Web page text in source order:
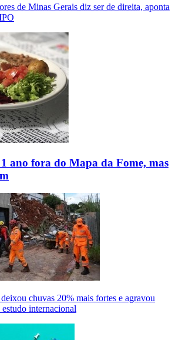
de Minas Gerais diz ser de direita, aponta
ano fora do Mapa da Fome, mas
chuvas 20% mais fortes e agravou
internacional